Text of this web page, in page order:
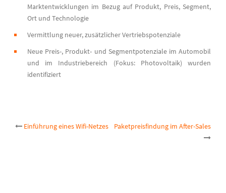
Marktentwicklungen im Bezug auf Produkt, Preis, Segment,
Ort und Technologie
Vermittlung neuer, zusätzlicher Vertriebspotenziale
Neue Preis-, Produkt- und Segmentpotenziale im Automobil
und im Industriebereich (Fokus: Photovoltaik) wurden
identifiziert
Post
Einführung eines Wifi-Netzes Paketpreisfindung im After-Sales